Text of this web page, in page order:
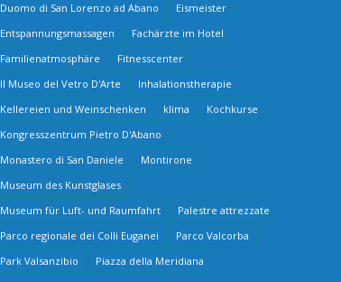
Duomo di San Lorenzo ad Abano
Eismeister
Entspannungsmassagen
Fachärzte im Hotel
Familienatmosphäre
Fitnesscenter
Il Museo del Vetro D'Arte
Inhalationstherapie
Kellereien und Weinschenken
klima
Kochkurse
Kongresszentrum Pietro D'Abano
Monastero di San Daniele
Montirone
Museum des Kunstglases
Museum für Luft- und Raumfahrt
Palestre attrezzate
Parco regionale dei Colli Euganei
Parco Valcorba
Park Valsanzibio
Piazza della Meridiana